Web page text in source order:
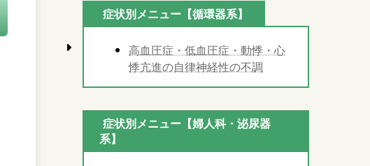
症状別メニュー【循環器系】
高血圧症・低血圧症・動悸・心
悸亢進の自律神経性の不調
症状別メニュー【婦人科・泌尿器
系】